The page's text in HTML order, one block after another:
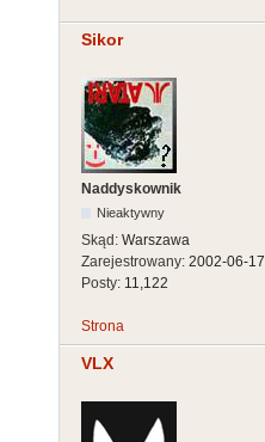
Sikor
Naddyskownik
Nieaktywny
Skąd: Warszawa
Zarejestrowany: 2002-06-17
Posty: 11,122
Strona
VLX